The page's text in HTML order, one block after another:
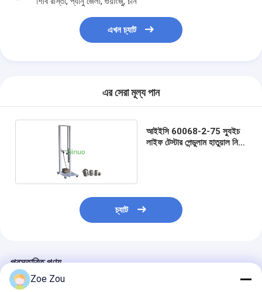
এখন চ্যাট
এর সেরা মূল্য পান
আইইসি 60068-2-75 স্যুইচ
লাইফ টেস্টার পেন্ডুলাম হাতুয়াল নিম্ন
চ্যাট
প্রস্তাবিত পণ্য
Zoe Zou